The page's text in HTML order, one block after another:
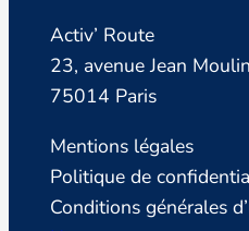
Activ’ Route
23, avenue Jean Moulin
75014 Paris
Mentions légales
Politique de
Conditions générales